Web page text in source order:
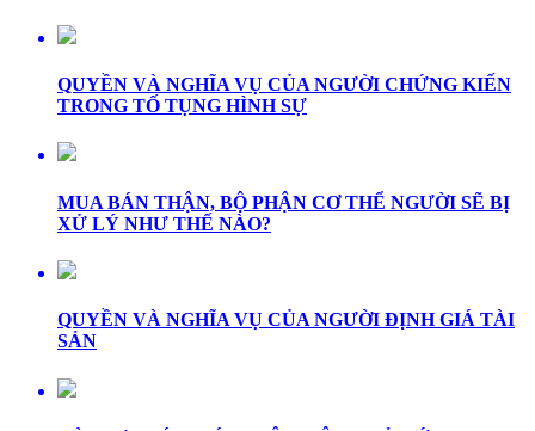
QUYỀN VÀ NGHĨA VỤ CỦA NGƯỜI CHỨNG KIẾN
TRONG TỐ TỤNG HÌNH SỰ
MUA BÁN THẬN, BỘ PHẬN CƠ THỂ NGƯỜI SẼ BỊ
XỬ LÝ NHƯ THẾ NÀO?
QUYỀN VÀ NGHĨA VỤ CỦA NGƯỜI ĐỊNH GIÁ TÀI
SẢN